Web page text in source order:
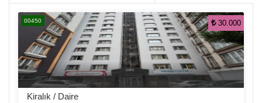
00450 30.000
Kiralık / Daire